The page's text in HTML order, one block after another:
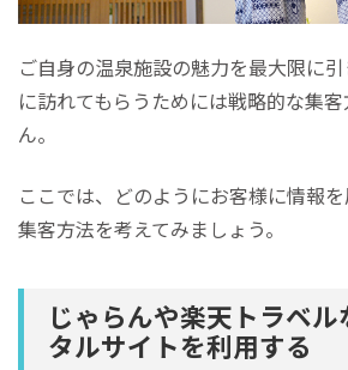
ご自身の温泉施設の魅力を最大限に
に訪れてもらうためには戦略的な集
ん。
ここでは、どのようにお客様に情報
集客方法を考えてみましょう。
じゃらんや楽天トラベル
タルサイトを利用する